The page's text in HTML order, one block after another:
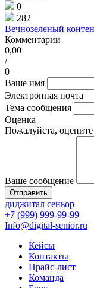
0
282
Вечнозеленый
Комментарии
0,00
/
0
Ваше имя
Электронная почта
Тема сообщения
Оценка
Пожалуйста,
Ваше сообщение
Отправить
диджитал сеньор
+7 (999) 999-99-99
Info@digital-senior.ru
Кейсы
Контакты
Прайс-лист
Команда